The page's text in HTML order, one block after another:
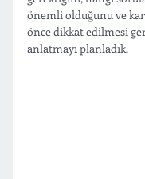
önemli olduğunu ve
önce dikkat edilmesi
anlatmayı planladık.